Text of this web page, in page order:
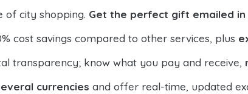
of city shopping. Get the perfect gift emailed in
cost savings compared to other services, plus
transparency; know what you pay and receive,
currencies and offer real-time, updated